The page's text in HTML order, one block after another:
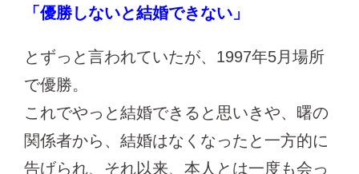
「優勝しないと結婚できない」
とずっと言われていたが、1997年5月場所
で優勝。
これでやっと結婚できると思いきや、曙の
関係者から、結婚はなくなったと一方的に
告げられ、それ以来、本人とは一度も会っ